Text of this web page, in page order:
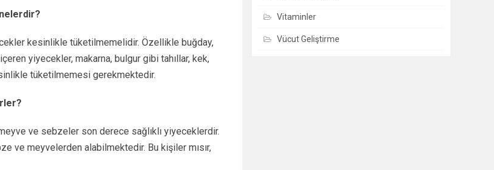
kesinlikle tüketilmemelidir. Özellikle buğday,
yiyecekler, makarna, bulgur gibi tahıllar, kek,
tüketilmemesi gerekmektedir.
ve sebzeler son derece sağlıklı yiyeceklerdir.
ve meyvelerden alabilmektedir. Bu kişiler mısır,
Vitaminler
Vücut Geliştirme